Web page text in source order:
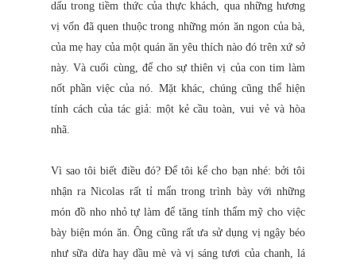
dấu trong tiềm thức của thực khách, qua những hương
vị vốn đã quen thuộc trong những món ăn ngon của bà,
của mẹ hay của một quán ăn yêu thích nào đó trên xứ sở
này. Và cuối cùng, để cho sự thiên vị của con tim làm
nốt phần việc của nó. Mặt khác, chúng cũng thể hiện
tính cách của tác giả: một kẻ cầu toàn, vui vẻ và hòa
nhã.
Vì sao tôi biết điều đó? Để tôi kể cho bạn nhé: bởi tôi
nhận ra Nicolas rất tỉ mẩn trong trình bày với những
món đồ nho nhỏ tự làm để tăng tính thẩm mỹ cho việc
bày biện món ăn. Ông cũng rất ưa sử dụng vị ngậy béo
như sữa dừa hay dầu mè và vị sáng tươi của chanh, lá